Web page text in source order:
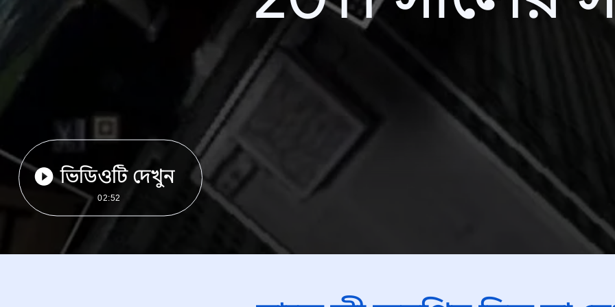
ভিডিওটি দেখুন
02:52